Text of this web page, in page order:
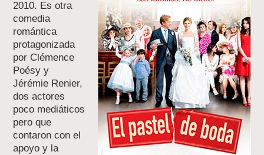
2010. Es otra
comedia
romántica
protagonizada
por Clémence
Poésy y
Jérémie Renier,
dos actores
poco mediáticos
pero que
contaron con el
apoyo y la